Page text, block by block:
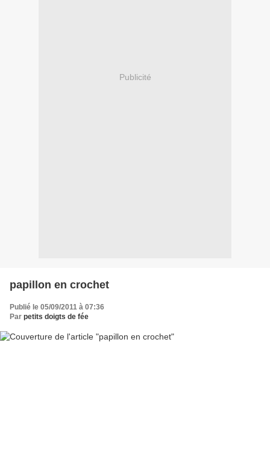
Publicité
papillon en crochet
Publié le 05/09/2011 à 07:36
Par petits doigts de fée